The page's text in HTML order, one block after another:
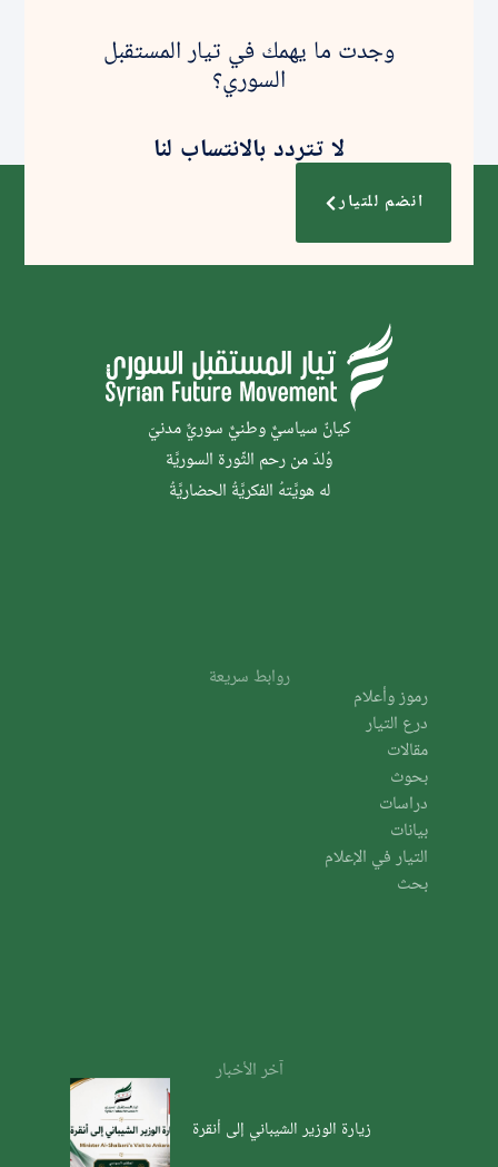
وجدت ما يهمك في تيار المستقبل
السوري؟
لا تتردد بالانتساب لنا
انضم للتيار
كيانٌ سياسيٌّ وطنيٌّ سوريٌّ مدنيّ
وُلدَ من رحم الثَّورة السوريَّة
له هويَّتهُ الفكريَّةُ الحضاريَّةُ
روابط سريعة
رموز وأعلام
درع التيار
مقالات
بحوث
دراسات
بيانات
التيار في الإعلام
بحث
آخر الأخبار
زيارة الوزير الشيباني إلى أنقرة